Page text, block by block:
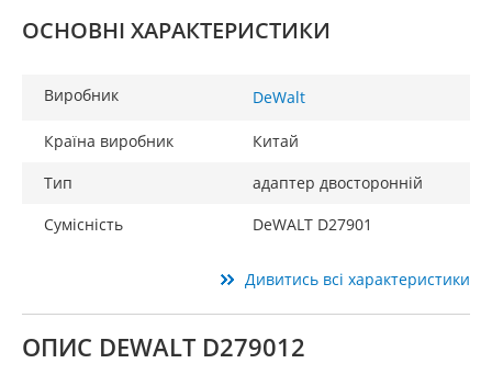
ОСНОВНІ ХАРАКТЕРИСТИКИ
Виробник DeWalt
Країна виробник
Китай
Тип
адаптер двосторонній
Сумісність
DeWALT D27901
Дивитись всі характеристики
ОПИС DEWALT D279012